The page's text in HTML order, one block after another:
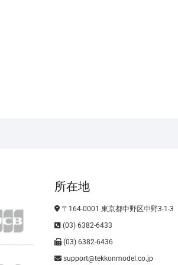
所在地
〒164-0001 東京都中野区中野3-1-3
(03) 6382-6433
(03) 6382-6436
support@tekkonmodel.co.jp